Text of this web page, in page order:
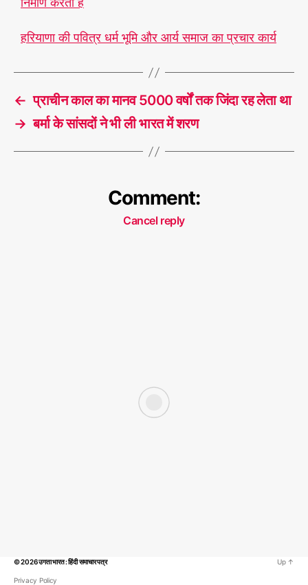
हरियाणा की पवित्र धर्म भूमि और आर्य समाज का प्रचार कार्य
← प्राचीन काल का मानव 5000 वर्षों तक जिंदा रह लेता था
→ बर्मा के सांसदों ने भी ली भारत में शरण
Comment:
Cancel reply
© 2026उगता भारत : हिंदी समाचार पत्र
Privacy Policy
Up ↑